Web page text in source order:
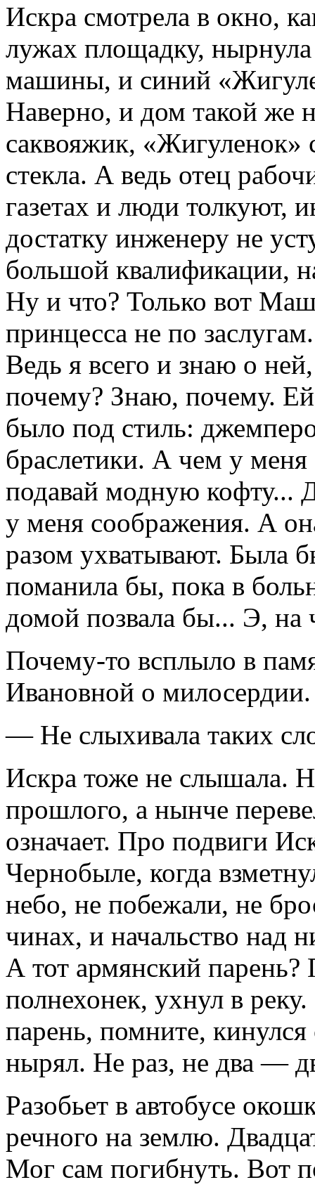
Искра смотрела в окно,
лужах площадку,
машины, и синий
Наверно, и дом такой же
саквояжик, «Жигуленок»
стекла. А ведь отец
газетах и люди толкуют,
достатку инженеру не
большой квалификации,
Ну и что? Только вот
принцесса не по
Ведь я всего и знаю о
почему? Знаю, почему.
было под стиль:
браслетики. А чем у меня
подавай модную кофту...
у меня соображения. А
разом ухватывают. Была
поманила бы, пока в
домой позвала бы... Э, на
Почему-то всплыло в
Ивановной о
— Не слыхивала таких
Искра тоже не слышала.
прошлого, а нынче
означает. Про подвиги
Чернобыле, когда
небо, не побежали, не
чинах, и начальство над
А тот армянский парень?
полнехонек, ухнул в
парень, помните, кинулся
нырял. Не раз, не два —
Разобьет в автобусе
речного на землю.
Мог сам погибнуть. Вот